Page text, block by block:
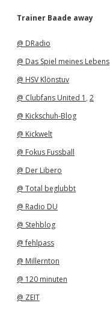
h
Trainer Baade away
@ DRadio
@ Das Spiel meines Lebens
@ HSV Klönstuv
@ Clubfans United 1 , 2
@ Kickschuh-Blog
@ Kickwelt
@ Fokus Fussball
@ Der Libero
@ Total beglubbt
@ Radio DU
@ Stehblog
@ fehlpass
@ Millernton
@ 120 minuten
@ ZEIT